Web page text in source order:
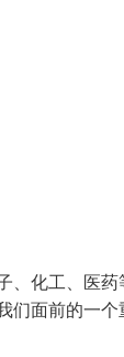
化工、医
面前的一